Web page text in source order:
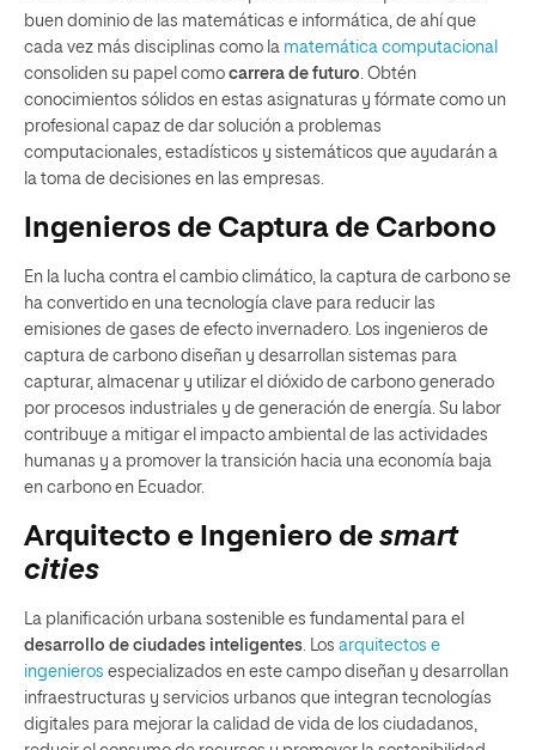
buen dominio de las matemáticas e informática, de ahí que
cada vez más disciplinas como la matemática computacional
consoliden su papel como carrera de futuro. Obtén
conocimientos sólidos en estas asignaturas y fórmate como un
profesional capaz de dar solución a problemas
computacionales, estadísticos y sistemáticos que ayudarán a
la toma de decisiones en las empresas.
Ingenieros de Captura de Carbono
En la lucha contra el cambio climático, la captura de carbono se
ha convertido en una tecnología clave para reducir las
emisiones de gases de efecto invernadero. Los ingenieros de
captura de carbono diseñan y desarrollan sistemas para
capturar, almacenar y utilizar el dióxido de carbono generado
por procesos industriales y de generación de energía. Su labor
contribuye a mitigar el impacto ambiental de las actividades
humanas y a promover la transición hacia una economía baja
en carbono en Ecuador.
Arquitecto e Ingeniero de smart
cities
La planificación urbana sostenible es fundamental para el
desarrollo de ciudades inteligentes. Los arquitectos e
ingenieros especializados en este campo diseñan y desarrollan
infraestructuras y servicios urbanos que integran tecnologías
digitales para mejorar la calidad de vida de los ciudadanos,